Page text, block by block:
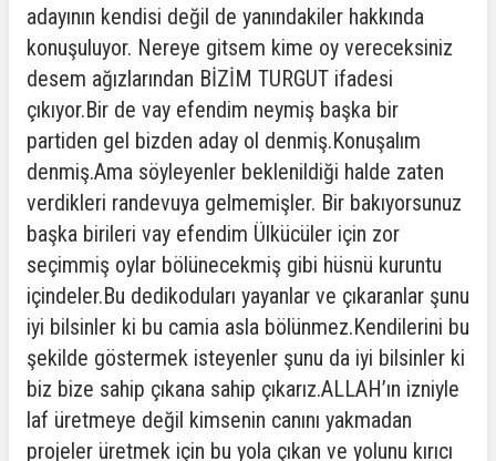
adayının kendisi değil de yanındakiler hakkında
konuşuluyor. Nereye gitsem kime oy vereceksiniz
desem ağızlarından BİZİM TURGUT ifadesi
çıkıyor.Bir de vay efendim neymiş başka bir
partiden gel bizden aday ol denmiş.Konuşalım
denmiş.Ama söyleyenler beklenildiği halde zaten
verdikleri randevuya gelmemişler. Bir bakıyorsunuz
başka birileri vay efendim Ülkücüler için zor
seçimmiş oylar bölünecekmiş gibi hüsnü kuruntu
içindeler.Bu dedikoduları yayanlar ve çıkaranlar şunu
iyi bilsinler ki bu camia asla bölünmez.Kendilerini bu
şekilde göstermek isteyenler şunu da iyi bilsinler ki
biz bize sahip çıkana sahip çıkarız.ALLAH’ın izniyle
laf üretmeye değil kimsenin canını yakmadan
projeler üretmek için bu yola çıkan ve yolunu kırıcı